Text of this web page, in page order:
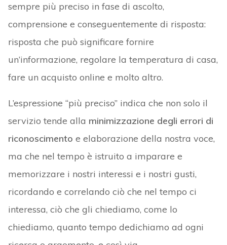
sempre più preciso in fase di ascolto,
comprensione e conseguentemente di risposta:
risposta che può significare fornire
un’informazione, regolare la temperatura di casa,
fare un acquisto online e molto altro.
L’espressione “più preciso” indica che non solo il
servizio tende alla minimizzazione degli errori di
riconoscimento e elaborazione della nostra voce,
ma che nel tempo è istruito a imparare e
memorizzare i nostri interessi e i nostri gusti,
ricordando e correlando ciò che nel tempo ci
interessa, ciò che gli chiediamo, come lo
chiediamo, quanto tempo dedichiamo ad ogni